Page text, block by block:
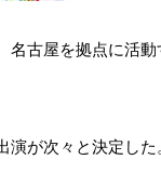
古屋を拠点に活
が次々と決定し